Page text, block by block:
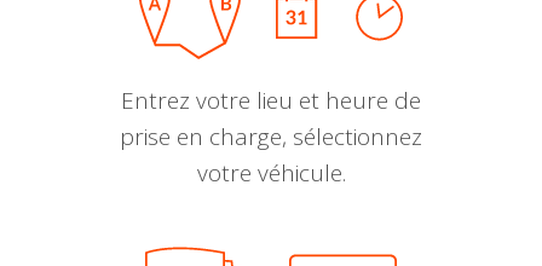
Entrez votre lieu et heure de
prise en charge, sélectionnez
votre véhicule.